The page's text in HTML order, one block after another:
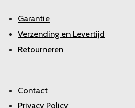
Garantie
Verzending en Levertijd
Retourneren
Contact
Privacy Policy